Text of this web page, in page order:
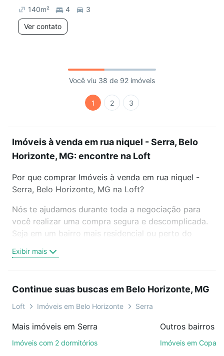
140m² 4
3
Ver contato
Você viu 38 de 92 imóveis
1 2 3
Imóveis à venda em rua niquel - Serra, Belo
Horizonte, MG: encontre na Loft
Por que comprar Imóveis à venda em rua niquel -
Serra, Belo Horizonte, MG na Loft?
Nós te ajudamos durante toda a negociação para
você realizar uma compra segura e descomplicada.
Seja em um bairro mais residencial ou perto do
oferta ideal de Imóveis à venda em rua niquel -
Serra, Belo Horizonte, MG para conquistar seu
videochamada, é grátis, sem compromisso e você
ainda conta com mais de 46 mil corretores e
de imóveis.
Exibir mais
Continue suas buscas em Belo Horizonte, MG
Loft Imóveis em Belo Horizonte Serra
Mais imóveis em Serra
Imóveis com 2 dormitórios
Imóveis em